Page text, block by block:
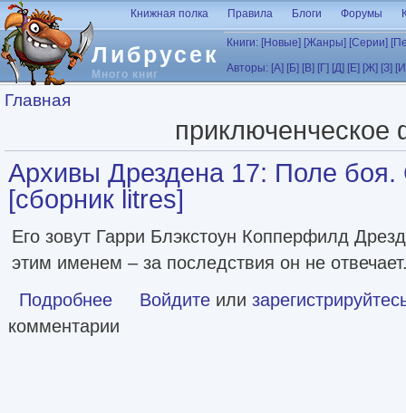
Перейти к основному содержанию
Либрусек
Много книг
Книжная полка Правила Блоги Форумы
Книги: [Новые] [Жанры] [Серии]
Авторы: [А] [Б] [В] [Г] [Д] [Е] [Ж] [З]
Вы здесь
Главная
приключенческое
Архивы Дрездена 17: Поле боя.
[сборник litres]
Его зовут Гарри Блэкстоун Копперфилд
этим именем – за последствия он не
Подробнее о Архивы Дрездена 17: Поле боя. Сочельник [сборник
Войдите или
комментарии